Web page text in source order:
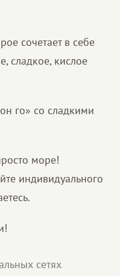
сочетает в себе
сладкое, кислое
го» со сладкими
море!
индивидуального
сетях